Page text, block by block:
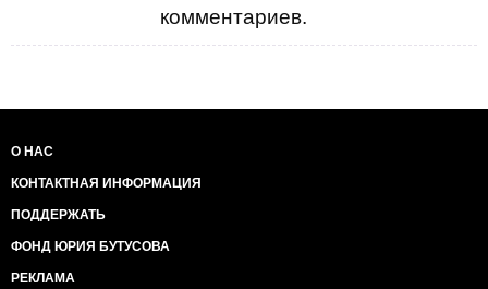
комментариев.
О НАС
КОНТАКТНАЯ ИНФОРМАЦИЯ
ПОДДЕРЖАТЬ
ФОНД ЮРИЯ БУТУСОВА
РЕКЛАМА